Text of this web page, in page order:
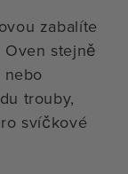
zabalíte
stejně
nebo
trouby,
svíčkové